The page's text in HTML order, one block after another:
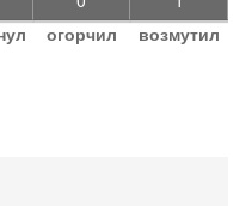
огорчил
возмутил